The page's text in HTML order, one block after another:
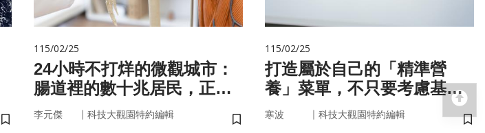
儲存書籤
115/02/25
24小時不打烊的微觀城市：
腸道裡的數十兆居民，正悄
悄掌管你的大腦與健康
李元傑 ｜ 科技大觀園特約編輯
儲存書籤
115/02/25
打造屬於自己的「精準營
養」菜單，不只要考慮基
因，關鍵更在腸道微生物
寒波 ｜ 科技大觀園特約編輯
儲